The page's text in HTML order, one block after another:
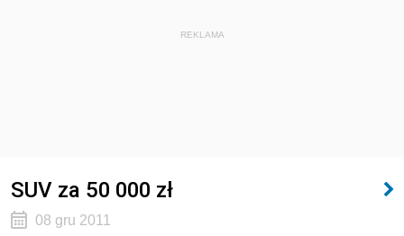
REKLAMA
SUV za 50 000 zł
08 gru 2011